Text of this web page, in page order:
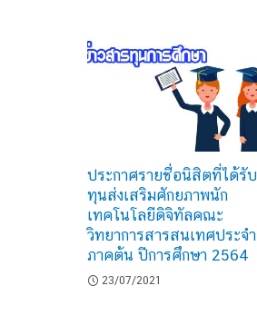
ประกาศรายชื่อนิสิตที่ได้รับ
ทุนส่งเสริมศักยภาพนัก
เทคโนโลยีดิจิทัลคณะ
วิทยาการสารสนเทศประจำ
ภาคต้น ปีการศึกษา 2564
23/07/2021